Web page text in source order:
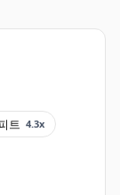
트 4.3x